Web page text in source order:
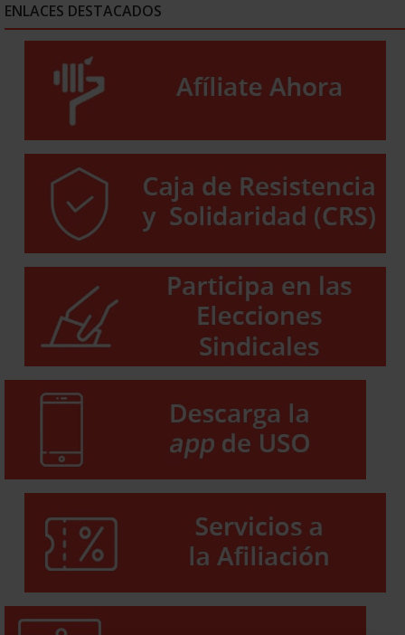
ENLACES DESTACADOS